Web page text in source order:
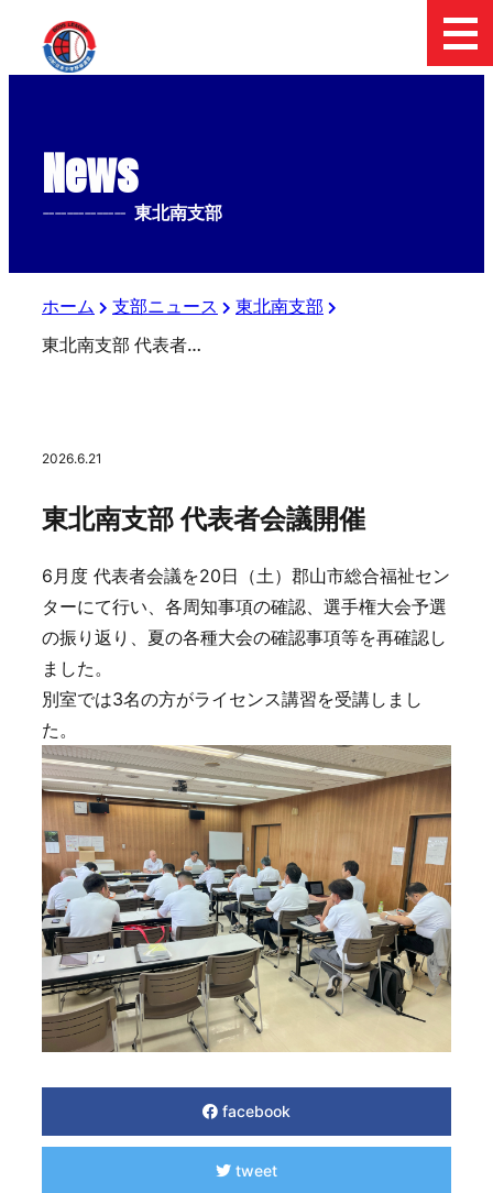
News
-------------- 東北南支部
ホーム 支部ニュース
東北南支部
東北南支部 代表者会議開催
2026.6.21
東北南支部 代表者会議開催
6月度 代表者会議を20日（土）郡山市総合福祉セン
ターにて行い、各周知事項の確認、選手権大会予選
の振り返り、夏の各種大会の確認事項等を再確認し
ました。
別室では3名の方がライセンス講習を受講しまし
た。
facebook
tweet